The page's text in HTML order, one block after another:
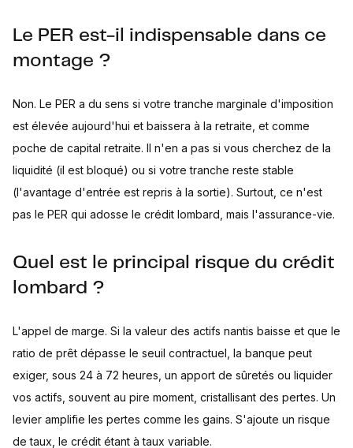
Le PER est-il indispensable dans ce
montage ?
Non. Le PER a du sens si votre tranche marginale d'imposition
est élevée aujourd'hui et baissera à la retraite, et comme
poche de capital retraite. Il n'en a pas si vous cherchez de la
liquidité (il est bloqué) ou si votre tranche reste stable
(l'avantage d'entrée est repris à la sortie). Surtout, ce n'est
pas le PER qui adosse le crédit lombard, mais l'assurance-vie.
Quel est le principal risque du crédit
lombard ?
L'appel de marge. Si la valeur des actifs nantis baisse et que le
ratio de prêt dépasse le seuil contractuel, la banque peut
exiger, sous 24 à 72 heures, un apport de sûretés ou liquider
vos actifs, souvent au pire moment, cristallisant des pertes. Un
levier amplifie les pertes comme les gains. S'ajoute un risque
de taux, le crédit étant à taux variable.